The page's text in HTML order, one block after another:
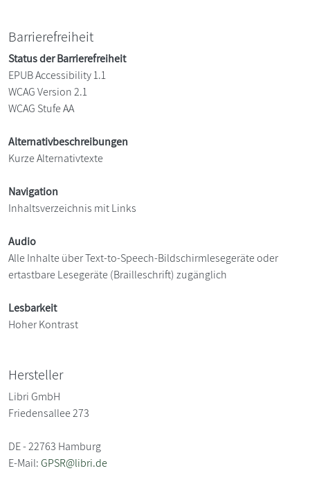
Barrierefreiheit
Status der Barrierefreiheit
EPUB Accessibility 1.1
WCAG Version 2.1
WCAG Stufe AA
Alternativbeschreibungen
Kurze Alternativtexte
Navigation
Inhaltsverzeichnis mit Links
Audio
Alle Inhalte über Text-to-Speech-Bildschirmlesegeräte oder
ertastbare Lesegeräte (Brailleschrift) zugänglich
Lesbarkeit
Hoher Kontrast
Hersteller
Libri GmbH
Friedensallee 273
DE - 22763 Hamburg
E-Mail:GPSR@libri.de